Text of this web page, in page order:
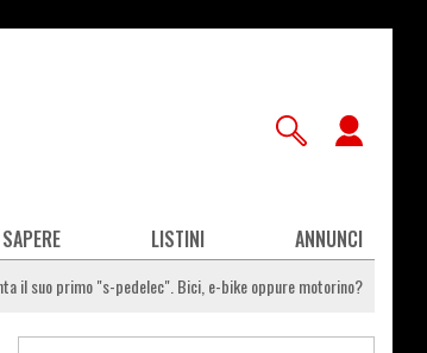
LISTINI ANNUNCI
il suo primo "s-pedelec". Bici, e-bike oppure motorino?